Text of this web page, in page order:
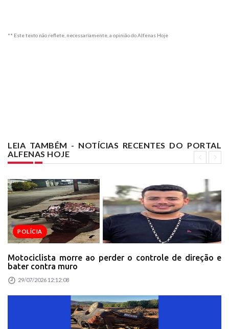
** Este texto não reflete, necessariamente, a opinião do Alfenas Hoje
LEIA TAMBÉM - NOTÍCIAS RECENTES DO PORTAL
ALFENAS HOJE
POLÍCIA
Motociclista morre ao perder o controle de direção e
bater contra muro
29/07/2026 12:12:08